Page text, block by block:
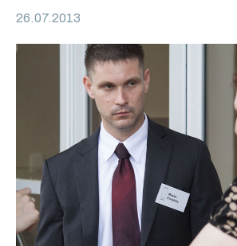
26.07.2013